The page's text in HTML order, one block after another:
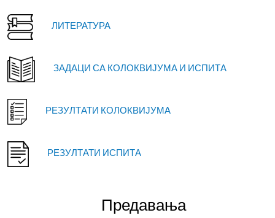
ЛИТЕРАТУРА
ЗАДАЦИ СА КОЛОКВИЈУМА И ИСПИТА
РЕЗУЛТАТИ КОЛОКВИЈУМА
РЕЗУЛТАТИ ИСПИТА
Предавања